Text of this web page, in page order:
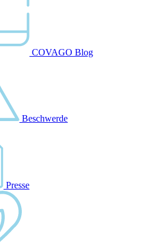
COVAGO Blog
Beschwerde
Presse